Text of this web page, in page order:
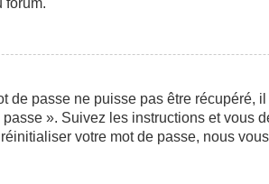
forum.
de passe ne puisse pas être
». Suivez les instructions et
votre mot de passe, nous